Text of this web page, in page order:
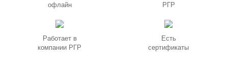
офлайн
РГР
Работает в
компании РГР
Есть
сертификаты